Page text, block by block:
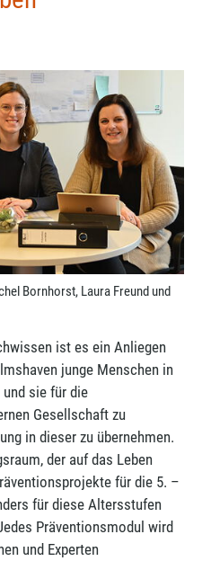
Bornhorst, Laura Freund und
ist es ein Anliegen
junge Menschen in
sie für die
Gesellschaft zu
in dieser zu übernehmen.
der auf das Leben
für die 5. –
für diese Altersstufen
Präventionsmodul wird
und Experten